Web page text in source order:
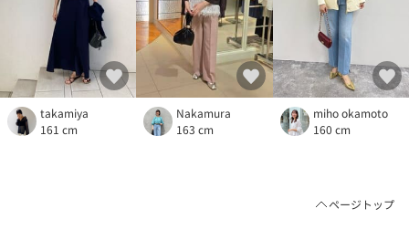
takamiya
161 cm
Nakamura
163 cm
miho okamoto
160 cm
ページトップ